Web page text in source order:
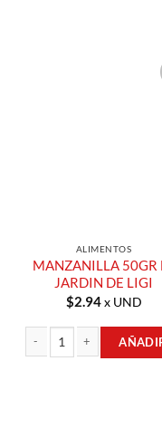
ALIMENTOS
MANZANILLA 50GR
JARDIN DE LIGI
$2.94x UND